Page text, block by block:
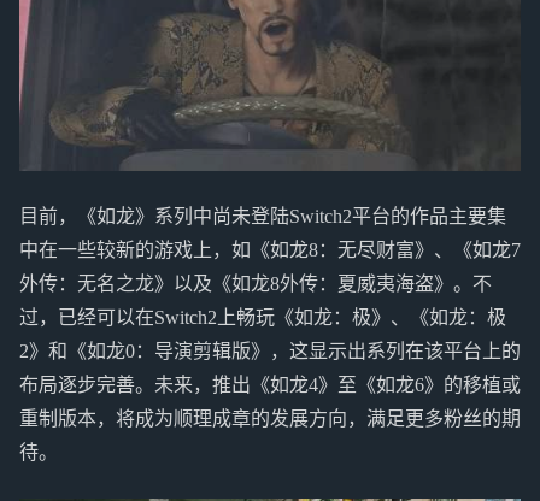
目前，《如龙》系列中尚未登陆Switch2平台的作品主要集
中在一些较新的游戏上，如《如龙8：无尽财富》、《如龙7
外传：无名之龙》以及《如龙8外传：夏威夷海盗》。不
过，已经可以在Switch2上畅玩《如龙：极》、《如龙：极
2》和《如龙0：导演剪辑版》，这显示出系列在该平台上的
布局逐步完善。未来，推出《如龙4》至《如龙6》的移植或
重制版本，将成为顺理成章的发展方向，满足更多粉丝的期
待。